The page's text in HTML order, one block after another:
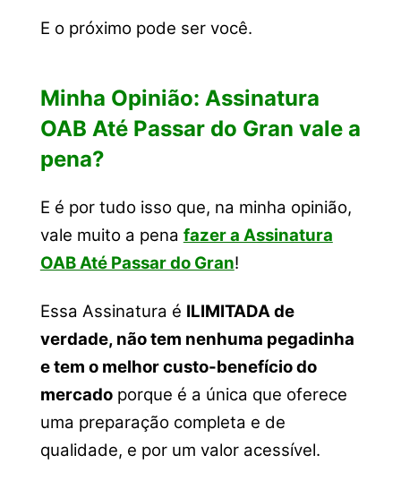
E o próximo pode ser você.
Minha Opinião: Assinatura
OAB Até Passar do Gran vale a
pena?
E é por tudo isso que, na minha opinião,
vale muito a pena fazer a Assinatura
OAB Até Passar do Gran!
Essa Assinatura é ILIMITADA de
verdade, não tem nenhuma pegadinha
e tem o melhor custo-benefício do
mercadoporque é a única que oferece
uma preparação completa e de
qualidade, e por um valor acessível.